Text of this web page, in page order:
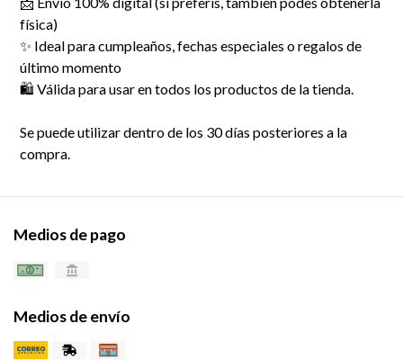
física)
✨ Ideal para cumpleaños, fechas especiales o regalos de
último momento
🛍️ Válida para usar en todos los productos de la tienda.
Se puede utilizar dentro de los 30 días posteriores a la
compra.
Medios de pago
Medios de envío